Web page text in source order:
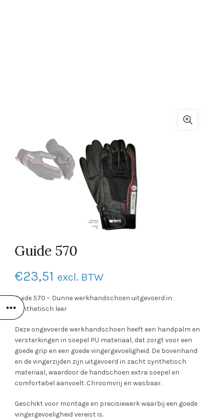
Guide 570
€23,51 excl. BTW
Guide 570 – Dunne werkhandschoen uitgevoerd in
synthetisch leer
Deze ongevoerde werkhandschoen heeft een handpalm en
versterkingen in soepel PU materiaal, dat zorgt voor een
goede grip en een goede vingergevoeligheid. De bovenhand
en de vingerzijden zijn uitgevoerd in zacht synthetisch
materiaal, waardoor de handschoen extra soepel en
comfortabel aanvoelt. Chroomvrij en wasbaar.
Geschikt voor montage en precisiewerk waarbij een goede
vingergevoeligheid vereist is.